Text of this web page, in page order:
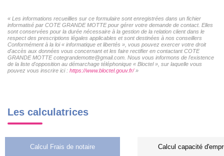
« Les informations recueillies sur ce formulaire sont enregistrées dans un fichier
informatisé par COTE GRANDE MOTTE pour gérer votre demande de contact. Elles
sont conservées pour la durée nécessaire à la gestion de la relation client dans le
respect des prescriptions légales applicables et sont destinées à nos conseillers
Conformément à la loi « informatique et libertés », vous pouvez exercer votre droit
d'accès aux données vous concernant et les faire rectifier en contactant COTE
GRANDE MOTTE cotegrandemotte@gmail.com. Nous vous informons de l'existence
de la liste d'opposition au démarchage téléphonique « Bloctel », sur laquelle vous
pouvez vous inscrire ici : https://www.bloctel.gouv.fr/»
Les calculatrices
Calcul Frais de notaire Calcul capacité